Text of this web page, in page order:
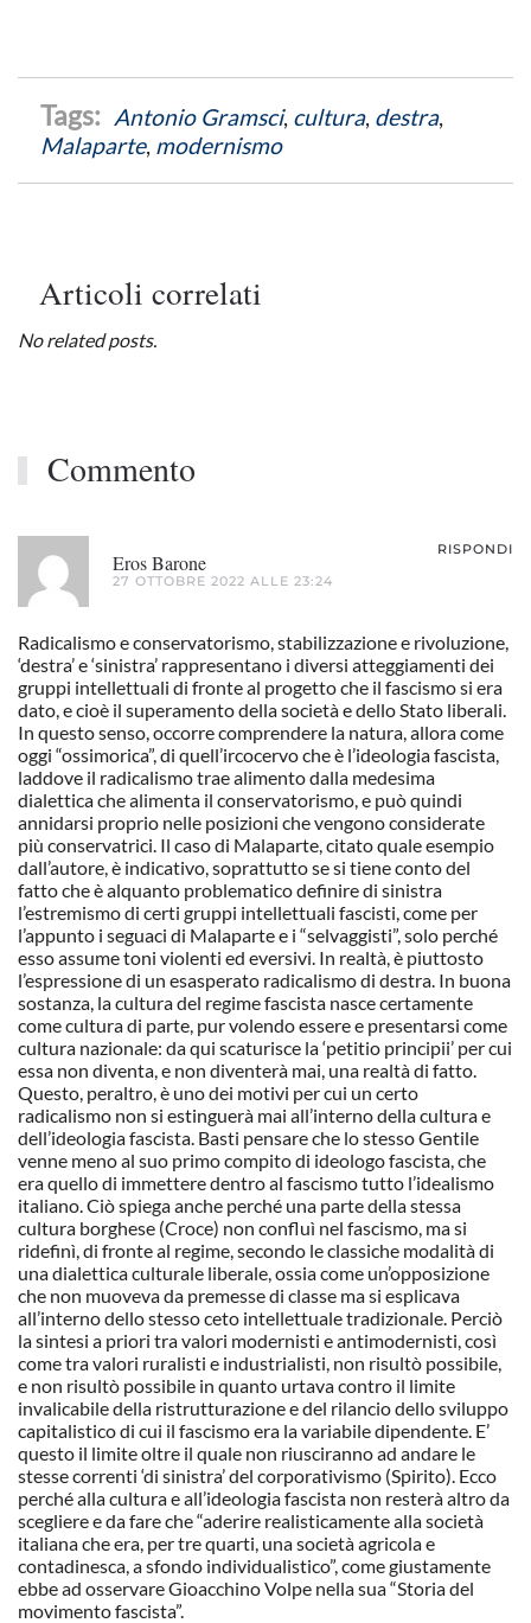
Antonio Gramsci, cultura, destra,
Malaparte, modernismo
Articoli correlati
No related posts.
Commento
Eros Barone
27 OTTOBRE 2022 ALLE 23:24
RISPONDI
Radicalismo e conservatorismo, stabilizzazione e rivoluzione,
‘destra’ e ‘sinistra’ rappresentano i diversi atteggiamenti dei
gruppi intellettuali di fronte al progetto che il fascismo si era
dato, e cioè il superamento della società e dello Stato liberali.
In questo senso, occorre comprendere la natura, allora come
oggi “ossimorica”, di quell’ircocervo che è l’ideologia fascista,
laddove il radicalismo trae alimento dalla medesima
dialettica che alimenta il conservatorismo, e può quindi
annidarsi proprio nelle posizioni che vengono considerate
più conservatrici. Il caso di Malaparte, citato quale esempio
dall’autore, è indicativo, soprattutto se si tiene conto del
fatto che è alquanto problematico definire di sinistra
l’estremismo di certi gruppi intellettuali fascisti, come per
l’appunto i seguaci di Malaparte e i “selvaggisti”, solo perché
esso assume toni violenti ed eversivi. In realtà, è piuttosto
l’espressione di un esasperato radicalismo di destra. In buona
sostanza, la cultura del regime fascista nasce certamente
come cultura di parte, pur volendo essere e presentarsi come
cultura nazionale: da qui scaturisce la ‘petitio principii’ per cui
essa non diventa, e non diventerà mai, una realtà di fatto.
Questo, peraltro, è uno dei motivi per cui un certo
radicalismo non si estinguerà mai all’interno della cultura e
dell’ideologia fascista. Basti pensare che lo stesso Gentile
venne meno al suo primo compito di ideologo fascista, che
era quello di immettere dentro al fascismo tutto l’idealismo
italiano. Ciò spiega anche perché una parte della stessa
cultura borghese (Croce) non confluì nel fascismo, ma si
ridefinì, di fronte al regime, secondo le classiche modalità di
una dialettica culturale liberale, ossia come un’opposizione
che non muoveva da premesse di classe ma si esplicava
all’interno dello stesso ceto intellettuale tradizionale. Perciò
la sintesi a priori tra valori modernisti e antimodernisti, così
come tra valori ruralisti e industrialisti, non risultò possibile,
e non risultò possibile in quanto urtava contro il limite
invalicabile della ristrutturazione e del rilancio dello sviluppo
capitalistico di cui il fascismo era la variabile dipendente. E’
questo il limite oltre il quale non riusciranno ad andare le
stesse correnti ‘di sinistra’ del corporativismo (Spirito). Ecco
perché alla cultura e all’ideologia fascista non resterà altro da
scegliere e da fare che “aderire realisticamente alla società
italiana che era, per tre quarti, una società agricola e
contadinesca, a sfondo individualistico”, come giustamente
ebbe ad osservare Gioacchino Volpe nella sua “Storia del
movimento fascista”.